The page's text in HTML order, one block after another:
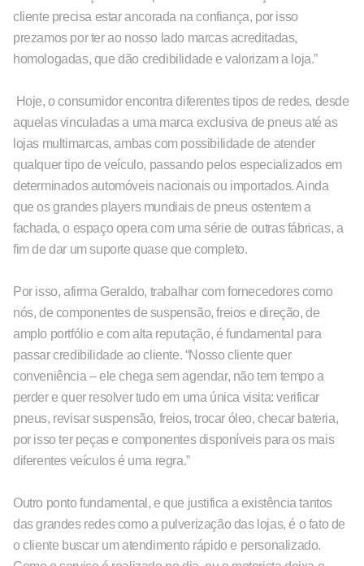
cliente precisa estar ancorada na confiança, por isso
prezamos por ter ao nosso lado marcas acreditadas,
homologadas, que dão credibilidade e valorizam a loja.”
Hoje, o consumidor encontra diferentes tipos de redes, desde
aquelas vinculadas a uma marca exclusiva de pneus até as
lojas multimarcas, ambas com possibilidade de atender
qualquer tipo de veículo, passando pelos especializados em
determinados automóveis nacionais ou importados. Ainda
que os grandes players mundiais de pneus ostentem a
fachada, o espaço opera com uma série de outras fábricas, a
fim de dar um suporte quase que completo.
Por isso, afirma Geraldo, trabalhar com fornecedores como
nós, de componentes de suspensão, freios e direção, de
amplo portfólio e com alta reputação, é fundamental para
passar credibilidade ao cliente. “Nosso cliente quer
conveniência – ele chega sem agendar, não tem tempo a
perder e quer resolver tudo em uma única visita: verificar
pneus, revisar suspensão, freios, trocar óleo, checar bateria,
por isso ter peças e componentes disponíveis para os mais
diferentes veículos é uma regra.”
Outro ponto fundamental, e que justifica a existência tantos
das grandes redes como a pulverização das lojas, é o fato de
o cliente buscar um atendimento rápido e personalizado.